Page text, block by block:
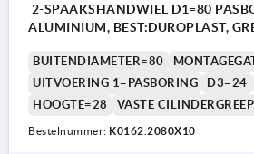
2-SPAAKSHANDWIEL D1=80
ALUMINIUM, BEST:DUROPLAST,
BUITENDIAMETER=80
UITVOERING 1=PASBORING
D3=24
HOOGTE=28
VASTE
Bestelnummer: K0162.2080X10